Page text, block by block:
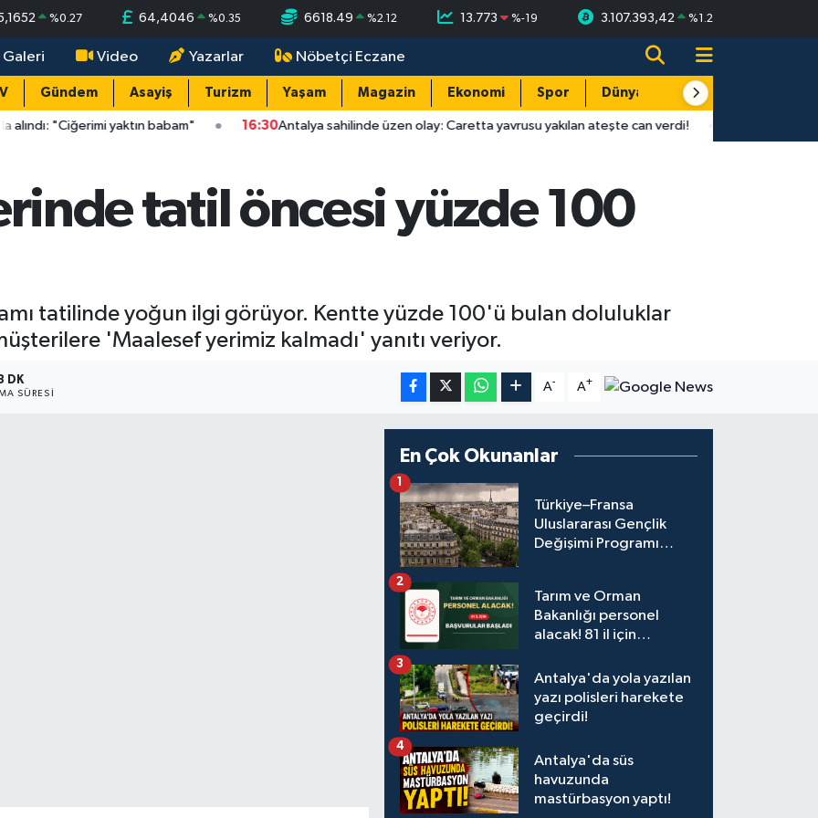
%0.27 64,4046 %0.35 6618.49 %2.12 13.773 %-19 3.107.393,42 %1.2
Galeri Video Yazarlar Nöbetçi Eczane
Gündem Asayiş Turizm Yaşam Magazin Ekonomi Spor Dünya Resmi Reklamlar
yaktın babam" 16:30Antalya sahilinde üzen olay: Caretta yavrusu yakılan ateşte can verdi! 16:01Antalyaspor-
tatil öncesi yüzde 100
tatilinde yoğun ilgi görüyor. Kentte yüzde 100'ü bulan doluluklar
'Maalesef yerimiz kalmadı' yanıtı veriyor.
DK
SÜRESI
A- A+
En Çok Okunanlar
Türkiye–Fransa
Uluslararası Gençlik
Değişimi Programı
1
Tarım ve Orman
Bakanlığı personel
alacak! 81 il için
2
Antalya'da yola yazılan
yazı polisleri harekete
geçirdi!
3
Antalya'da süs
havuzunda
mastürbasyon yaptı!
4